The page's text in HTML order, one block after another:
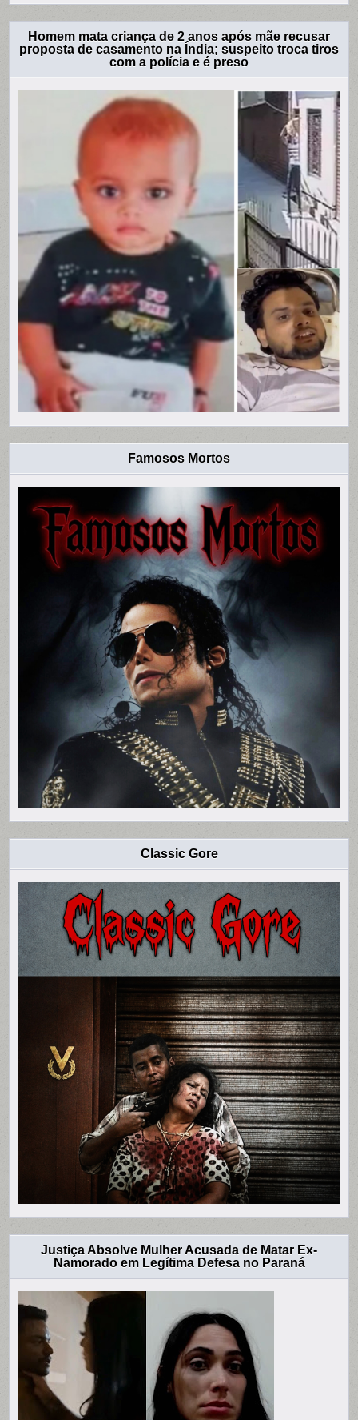
Homem mata criança de 2 anos após mãe recusar
proposta de casamento na Índia; suspeito troca tiros
com a polícia e é preso
Famosos Mortos
Classic Gore
Justiça Absolve Mulher Acusada de Matar Ex-
Namorado em Legítima Defesa no Paraná